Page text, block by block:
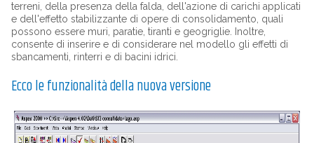
terreni, della presenza della falda, dell'azione di carichi applicati
e dell'effetto stabilizzante di opere di consolidamento, quali
possono essere muri, paratie, tiranti e geogriglie. Inoltre,
consente di inserire e di considerare nel modello gli effetti di
sbancamenti, rinterri e di bacini idrici.
Ecco le funzionalità della nuova versione